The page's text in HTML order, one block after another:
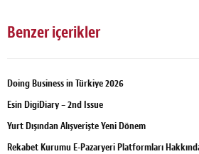
Benzer içerikler
Doing Business in Türkiye 2026
Esin DigiDiary – 2nd Issue
Yurt Dışından Alışverişte Yeni Dönem
Rekabet Kurumu E-Pazaryeri Platformları